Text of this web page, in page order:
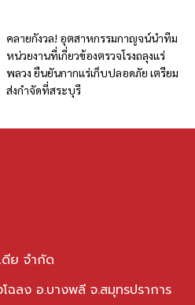
คลายกังวล! อุตสาหกรรมกาญจน์นำทีม
หน่วยงานที่เกี่ยวข้องตรวจโรงถลุงแร่
พลวง ยืนยันกากแร่เก็บปลอดภัย เตรียม
ส่งกำจัดที่สระบุรี
ย จำกัด
ลง อ.บางพลี จ.สมุทรปราการ